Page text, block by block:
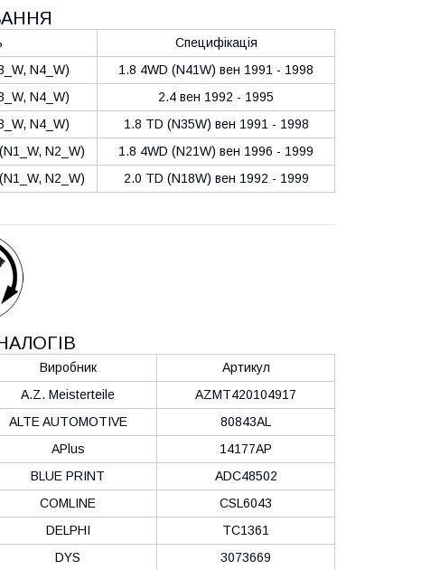
Специфікація
N4_W)
1.8 4WD (N41W) вен 1991 - 1998
N4_W)
2.4 вен 1992 - 1995
N4_W)
1.8 TD (N35W) вен 1991 - 1998
N2_W)
1.8 4WD (N21W) вен 1996 - 1999
N2_W) 2.0 TD (N18W) вен 1992 - 1999
Виробник
Артикул
A.Z. Meisterteile
AZMT420104917
ALTE AUTOMOTIVE
80843AL
APlus
14177AP
BLUE PRINT
ADC48502
COMLINE
CSL6043
DELPHI
TC1361
DYS
3073669